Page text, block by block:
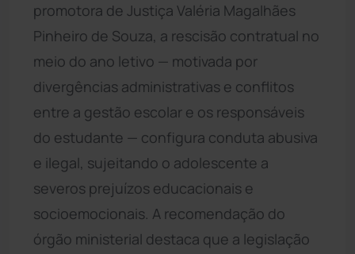
promotora de Justiça Valéria Magalhães
Pinheiro de Souza, a rescisão contratual no
meio do ano letivo — motivada por
divergências administrativas e conflitos
entre a gestão escolar e os responsáveis
do estudante — configura conduta abusiva
e ilegal, sujeitando o adolescente a
severos prejuízos educacionais e
socioemocionais. A recomendação do
órgão ministerial destaca que a legislação